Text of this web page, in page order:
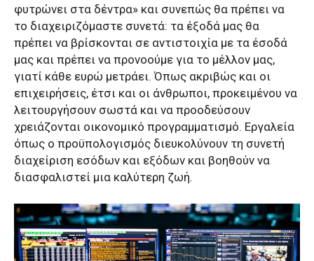
φυτρώνει στα δέντρα» και συνεπώς θα πρέπει να
το διαχειριζόμαστε συνετά: τα έξοδά μας θα
πρέπει να βρίσκονται σε αντιστοιχία με τα έσοδά
μας και πρέπει να προνοούμε για το μέλλον μας,
γιατί κάθε ευρώ μετράει. Όπως ακριβώς και οι
επιχειρήσεις, έτσι και οι άνθρωποι, προκειμένου να
λειτουργήσουν σωστά και να προοδεύσουν
χρειάζονται οικονομικό προγραμματισμό. Εργαλεία
όπως ο προϋπολογισμός διευκολύνουν τη συνετή
διαχείριση εσόδων και εξόδων και βοηθούν να
διασφαλιστεί μια καλύτερη ζωή.